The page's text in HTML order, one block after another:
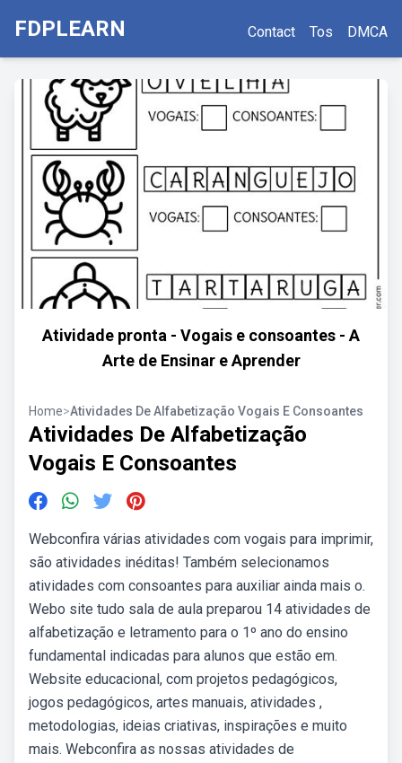
FDPLEARN Contact Tos DMCA
Atividade pronta - Vogais e consoantes - A
Arte de Ensinar e Aprender
Home>Atividades De Alfabetização Vogais E Consoantes
Atividades De Alfabetização
Vogais E Consoantes
Webconfira várias atividades com vogais para imprimir,
são atividades inéditas! Também selecionamos
atividades com consoantes para auxiliar ainda mais o.
Webo site tudo sala de aula preparou 14 atividades de
alfabetização e letramento para o 1º ano do ensino
fundamental indicadas para alunos que estão em.
Website educacional, com projetos pedagógicos,
jogos pedagógicos, artes manuais, atividades ,
metodologias, ideias criativas, inspirações e muito
mais. Webconfira as nossas atividades de